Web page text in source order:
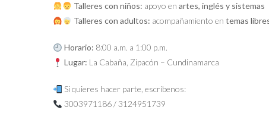
Talleres con niños: apoyo en artes, inglés y sistemas
Talleres con adultos: acompañamiento en temas
Horario: 8:00 a.m. a 1:00 p.m.
Lugar: La Cabaña, Zipacón – Cundinamarca
Si quieres hacer parte, escríbenos:
3003971186 / 3124951739